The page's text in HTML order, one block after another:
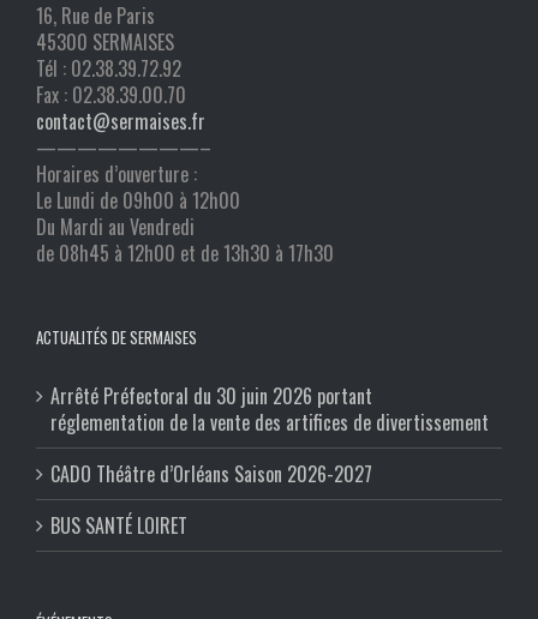
16, Rue de Paris
45300 SERMAISES
Tél : 02.38.39.72.92
Fax : 02.38.39.00.70
contact@sermaises.fr
————————–
Horaires d’ouverture :
Le Lundi de 09h00 à 12h00
Du Mardi au Vendredi
de 08h45 à 12h00 et de 13h30 à 17h30
ACTUALITÉS DE SERMAISES
Arrêté Préfectoral du 30 juin 2026 portant
réglementation de la vente des artifices de divertissement
CADO Théâtre d’Orléans Saison 2026-2027
BUS SANTÉ LOIRET